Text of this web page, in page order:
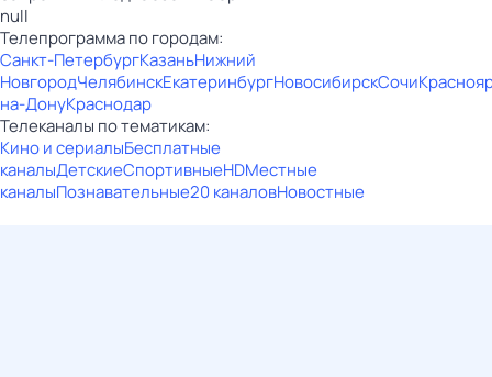
null
Телепрограмма по городам:
Санкт-ПетербургКазаньНижний
НовгородЧелябинскЕкатеринбургНовосибирскСочи
на-ДонуКраснодар
Телеканалы по тематикам:
Кино и сериалыБесплатные
каналыДетскиеСпортивныеHDМестные
каналыПознавательные20 каналовНовостные